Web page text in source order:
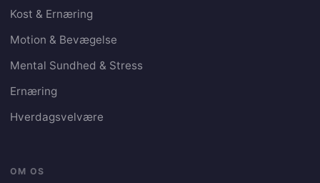
sundhedsekspert ved specifikke behov. Fokus
helbredet.
Kost & Ernæring
Motion & Bevægelse
Mental Sundhed & Stress
Ernæring
Hverdagsvelvære
OM OS